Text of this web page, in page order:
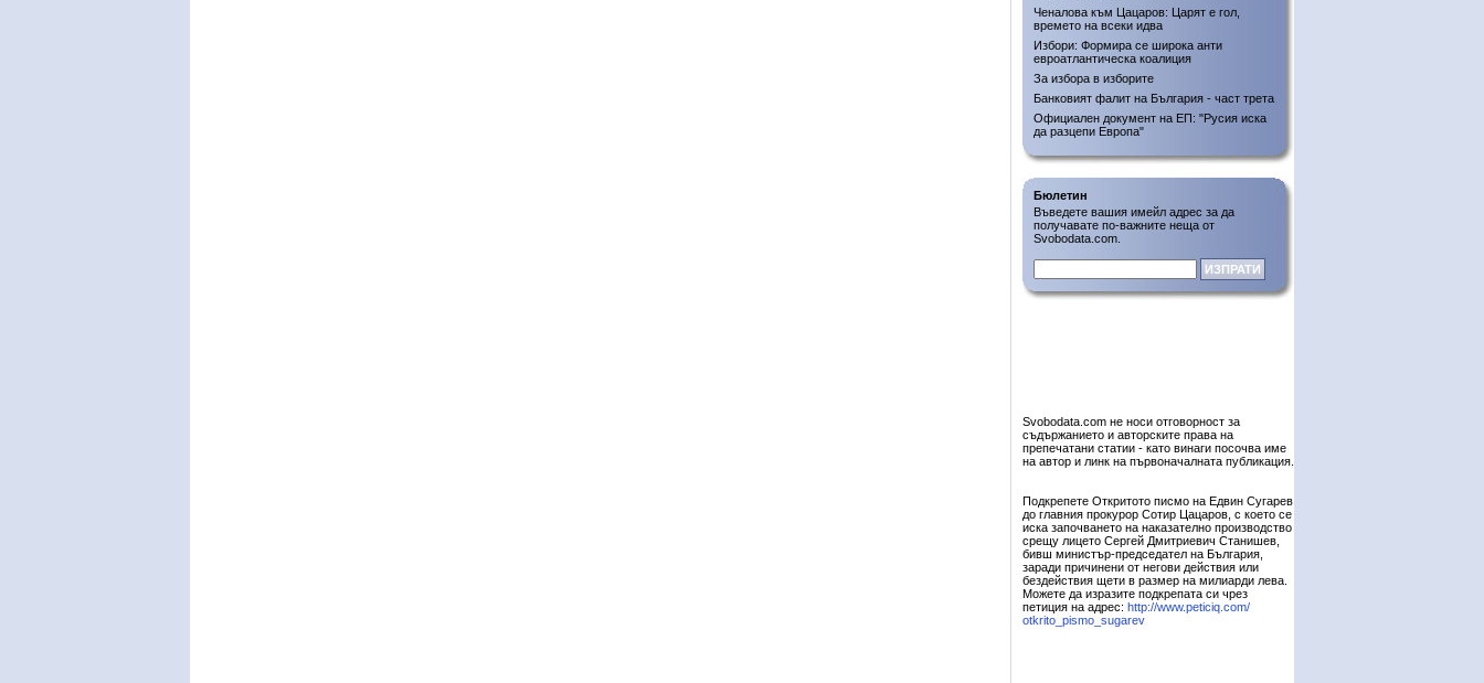
Ченалова към Цацаров: Царят е гол,
времето на всеки идва
Избори: Формира се широка анти
евроатлантическа коалиция
За избора в изборите
Банковият фалит на България - част трета
Официален документ на ЕП: "Русия иска
да разцепи Европа"
Бюлетин
Въведете вашия имейл адрес за да
получавате по-важните неща от
Svobodata.com.
Svobodata.com не носи отговорност за
съдържанието и авторските права на
препечатани статии - като винаги посочва име
на автор и линк на първоначалната публикация.
Подкрепете Откритото писмо на Едвин Сугарев
до главния прокурор Сотир Цацаров, с което се
иска започването на наказателно производство
срещу лицето Сергей Дмитриевич Станишев,
бивш министър-председател на България,
заради причинени от негови действия или
бездействия щети в размер на милиарди лева.
Можете да изразите подкрепата си чрез
петиция на адрес: http://www.peticiq.com/
otkrito_pismo_sugarev